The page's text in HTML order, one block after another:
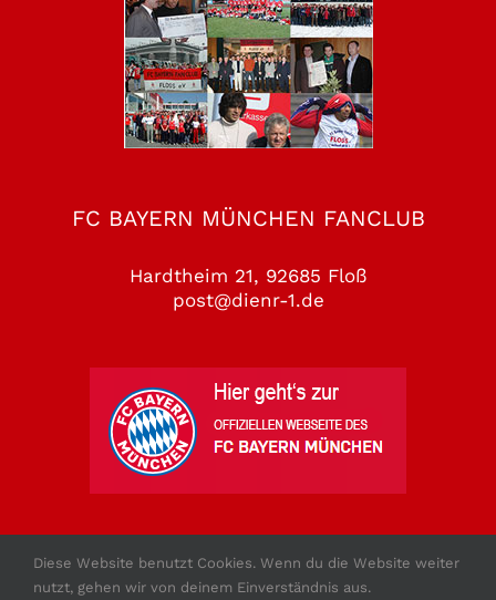
FC BAYERN MÜNCHEN FANCLUB
Hardtheim 21, 92685 Floß
post@dienr-1.de
Diese Website benutzt Cookies. Wenn du die Website weiter
nutzt, gehen wir von deinem Einverständnis aus.